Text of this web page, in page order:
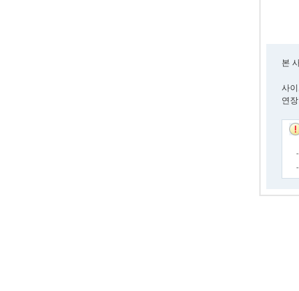
본
사
연